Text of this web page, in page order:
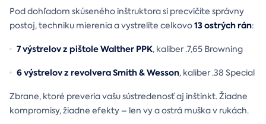
Pod dohľadom skúseného inštruktora si precvičíte správny
postoj, techniku mierenia a vystrelíte celkovo13 ostrých rán:
7 výstrelov z pištole Walther PPK, kaliber .7,65 Browning
6 výstrelov z revolvera Smith & Wesson, kaliber .38 Special
Zbrane, ktoré preveria vašu sústredenosť aj inštinkt. Žiadne
kompromisy, žiadne efekty – len vy a ostrá muška v rukách.